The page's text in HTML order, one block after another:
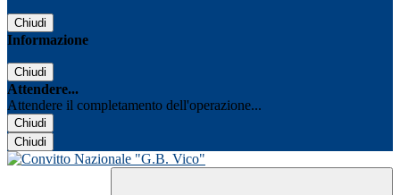
Chiudi
Informazione
Chiudi
Attendere...
Attendere il completamento dell'operazione...
Chiudi
Chiudi